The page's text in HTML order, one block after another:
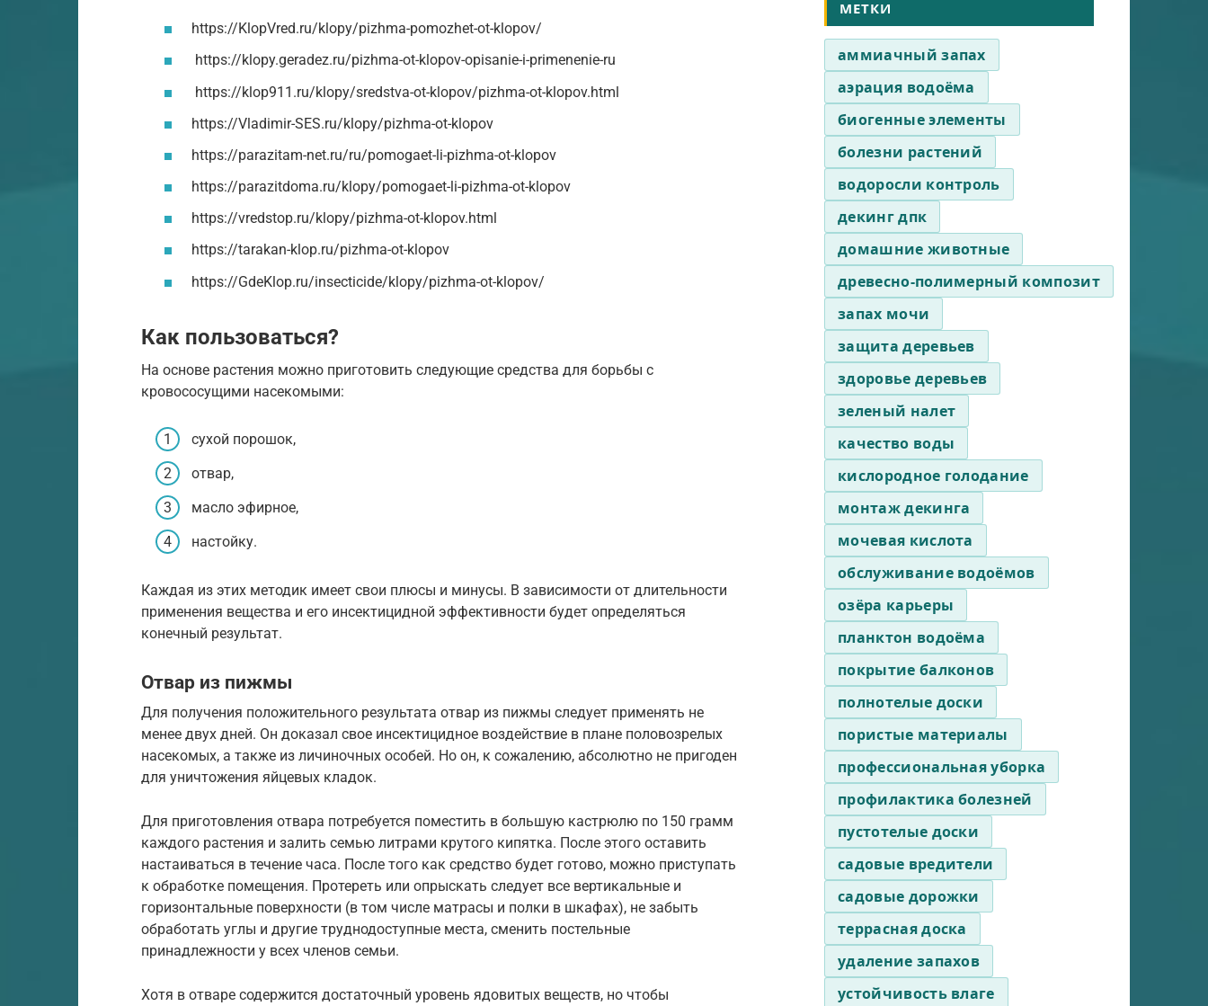
https://KlopVred.ru/klopy/pizhma-pomozhet-ot-klopov/
https://klopy.geradez.ru/pizhma-ot-klopov-opisanie-i-primenenie-ru
https://klop911.ru/klopy/sredstva-ot-klopov/pizhma-ot-klopov.html
https://Vladimir-SES.ru/klopy/pizhma-ot-klopov
https://parazitam-net.ru/ru/pomogaet-li-pizhma-ot-klopov
https://parazitdoma.ru/klopy/pomogaet-li-pizhma-ot-klopov
https://vredstop.ru/klopy/pizhma-ot-klopov.html
https://tarakan-klop.ru/pizhma-ot-klopov
https://GdeKlop.ru/insecticide/klopy/pizhma-ot-klopov/
Как пользоваться?
На основе растения можно приготовить следующие средства для борьбы с
кровососущими насекомыми:
сухой порошок,
отвар,
масло эфирное,
настойку.
Каждая из этих методик имеет свои плюсы и минусы. В зависимости от длительности
применения вещества и его инсектицидной эффективности будет определяться
конечный результат.
Отвар из пижмы
Для получения положительного результата отвар из пижмы следует применять не
менее двух дней. Он доказал свое инсектицидное воздействие в плане половозрелых
насекомых, а также из личиночных особей. Но он, к сожалению, абсолютно не пригоден
для уничтожения яйцевых кладок.
Для приготовления отвара потребуется поместить в большую кастрюлю по 150 грамм
каждого растения и залить семью литрами крутого кипятка. После этого оставить
настаиваться в течение часа. После того как средство будет готово, можно приступать
к обработке помещения. Протереть или опрыскать следует все вертикальные и
горизонтальные поверхности (в том числе матрасы и полки в шкафах), не забыть
обработать углы и другие труднодоступные места, сменить постельные
принадлежности у всех членов семьи.
Хотя в отваре содержится достаточный уровень ядовитых веществ, но чтобы
МЕТКИ
аммиачный запах
аэрация водоёма
биогенные элементы
болезни растений
водоросли контроль
декинг дпк
домашние животные
древесно-полимерный композит
запах мочи
защита деревьев
здоровье деревьев
зеленый налет
качество воды
кислородное голодание
монтаж декинга
мочевая кислота
обслуживание водоёмов
озёра карьеры
планктон водоёма
покрытие балконов
полнотелые доски
пористые материалы
профессиональная уборка
профилактика болезней
пустотелые доски
садовые вредители
садовые дорожки
террасная доска
удаление запахов
устойчивость влаге